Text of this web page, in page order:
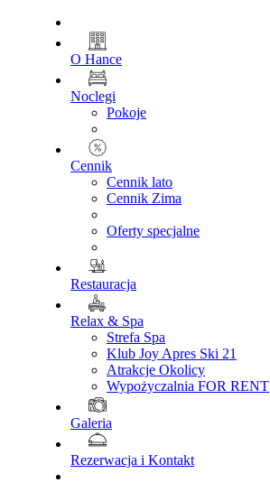
O Hance
Noclegi
Pokoje
Cennik
Cennik lato
Cennik Zima
Oferty specjalne
Restauracja
Relax & Spa
Strefa Spa
Klub Joy Apres Ski 21
Atrakcje Okolicy
Wypożyczalnia FOR RENT
Galeria
Rezerwacja i Kontakt